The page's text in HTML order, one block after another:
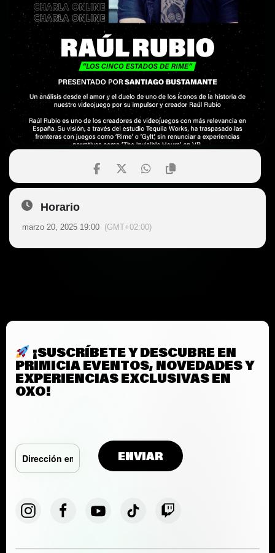
Horario
marzo 20, 2025 19:00 (GMT+02:00)
¡SUSCRÍBETE Y DESCUBRE EN
PRIMICIA EVENTOS, NOVEDADES Y
EXPERIENCIAS EXCLUSIVAS EN
OXO!